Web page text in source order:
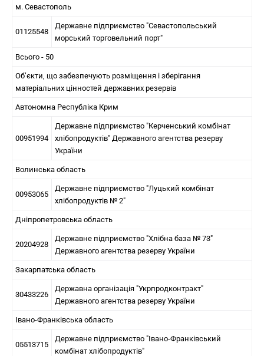
м. Севастополь
01125548
Державне підприємство "Севастопольський
морський торговельний порт"
Всього - 50
Об’єкти, що забезпечують розміщення і зберігання
матеріальних цінностей державних резервів
Автономна Республіка Крим
00951994
Державне підприємство "Керченський комбінат
хлібопродуктів" Державного агентства резерву
України
Волинська область
00953065
Державне підприємство "Луцький комбінат
хлібопродуктів № 2"
Дніпропетровська область
20204928
Державне підприємство "Хлібна база № 73"
Державного агентства резерву України
Закарпатська область
30433226
Державна організація "Укрпродконтракт"
Державного агентства резерву України
Івано-Франківська область
05513715
Державне підприємство "Івано-Франківський
комбінат хлібопродуктів"